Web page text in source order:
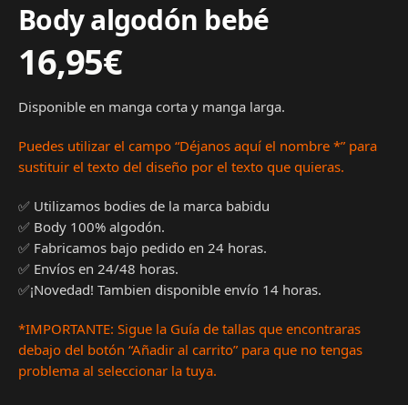
Body algodón bebé
16,95€
Disponible en manga corta y manga larga.
Puedes utilizar el campo “Déjanos aquí el nombre *” para
sustituir el texto del diseño por el texto que quieras.
✅ Utilizamos bodies de la marca babidu
✅ Body 100% algodón.
✅ Fabricamos bajo pedido en 24 horas.
✅ Envíos en 24/48 horas.
✅¡Novedad! Tambien disponible envío 14 horas.
*IMPORTANTE: Sigue la Guía de tallas que encontraras
debajo del botón “Añadir al carrito” para que no tengas
problema al seleccionar la tuya.